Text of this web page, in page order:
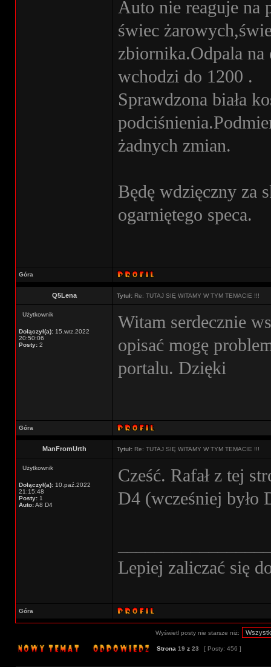
Auto nie reaguje na
świec
zbiornika.Odpala
wchodzi do 1200 .
Sprawdzona biała
żadnych zmian.
Będę wdzięczny za
ogarniętego speca.
Góra
Q5Lena Tytuł: Re: TUTAJ SIĘ WITAMY W TYM TEMACIE !!!
Użytkownik
Dołączył(a): 15.wrz.2022
20:50:06
Posty: 2
Witam serdecznie
opisać mogę
portalu. Dzięki
Góra
ManFromUrth Tytuł: Re: TUTAJ SIĘ WITAMY W TYM TEMACIE !!!
Użytkownik
Dołączył(a): 10.paź.2022
21:15:48
Posty: 1
Auto:A8 D4
Cześć. Rafał z tej
D4 (wcześniej było
Lepiej zaliczać się
Góra
Wyświetl posty nie starsze niż:
Strona 19 z 23 [ Posty: 456 ]